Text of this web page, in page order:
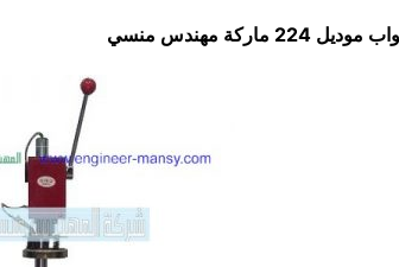
ماركة مهندس منسي